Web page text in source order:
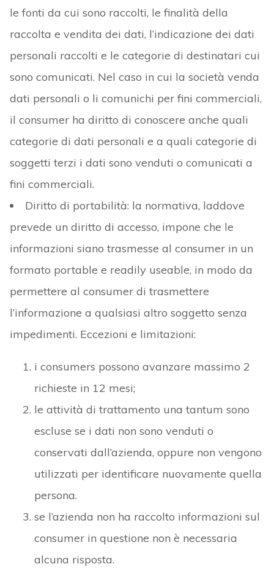
le fonti da cui sono raccolti, le finalità della
raccolta e vendita dei dati, l’indicazione dei dati
personali raccolti e le categorie di destinatari cui
sono comunicati. Nel caso in cui la società venda
dati personali o li comunichi per fini commerciali,
il consumer ha diritto di conoscere anche quali
categorie di dati personali e a quali categorie di
soggetti terzi i dati sono venduti o comunicati a
fini commerciali.
Diritto di portabilità: la normativa, laddove
prevede un diritto di accesso, impone che le
informazioni siano trasmesse al consumer in un
formato portable e readily useable, in modo da
permettere al consumer di trasmettere
l’informazione a qualsiasi altro soggetto senza
impedimenti. Eccezioni e limitazioni:
i consumers possono avanzare massimo 2
richieste in 12 mesi;
le attività di trattamento una tantum sono
escluse se i dati non sono venduti o
conservati dall’azienda, oppure non vengono
utilizzati per identificare nuovamente quella
persona.
se l’azienda non ha raccolto informazioni sul
consumer in questione non è necessaria
alcuna risposta.